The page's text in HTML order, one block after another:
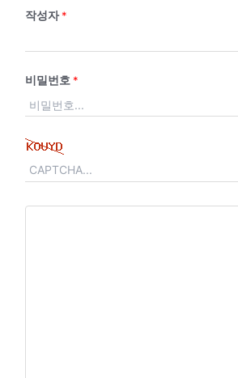
작성자 *
비밀번호 *